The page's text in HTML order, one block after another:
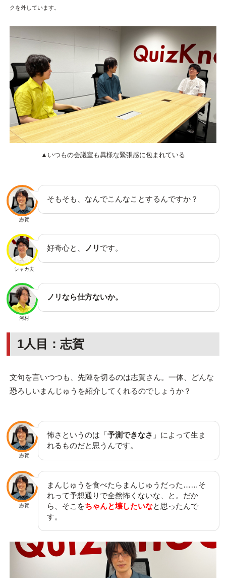
クを外しています。
▲いつもの会議室も異様な緊張感に包まれている
志賀
そもそも、なんでこんなことするんですか？
シャカ夫
好奇心と、 ノリ です。
河村
ノリなら仕方ないか。
1人目：志賀
文句を言いつつも、先陣を切るのは志賀さん。一体、どんな
恐ろしいまんじゅうを紹介してくれるのでしょうか？
志賀
怖さというのは「予測できなさ 」によって生ま
れるものだと思うんです。
志賀
まんじゅうを食べたらまんじゅうだった……そ
れって予想通りで全然怖くないな、と。だか
ら、そこをちゃんと壊したいなと思ったんで
す。